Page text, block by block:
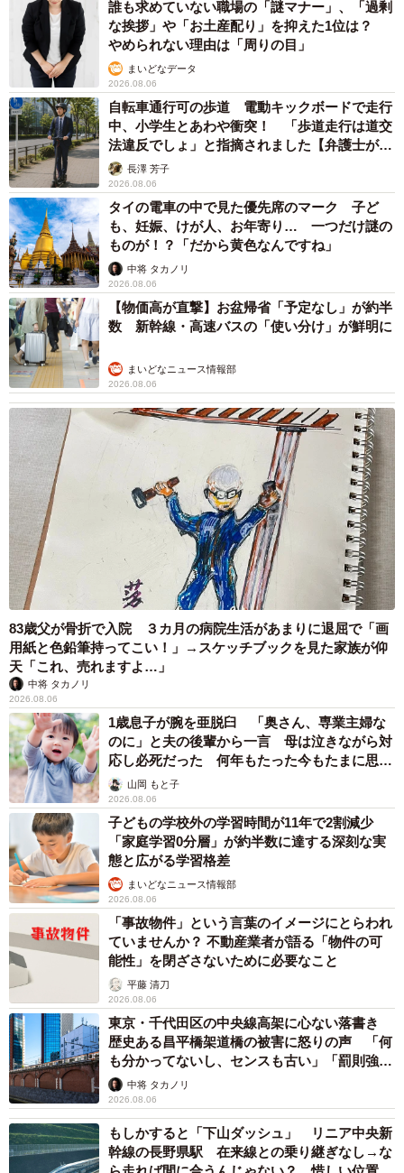
誰も求めていない職場の「謎マナー」、「過剰
な挨拶」や「お土産配り」を抑えた1位は？
やめられない理由は「周りの目」
まいどなデータ
2026.08.06
自転車通行可の歩道 電動キックボードで走行
中、小学生とあわや衝突！ 「歩道走行は道交
法違反でしょ」と指摘されました【弁護士が解
説】長澤 芳子
2026.08.06
タイの電車の中で見た優先席のマーク 子ど
も、妊娠、けが人、お年寄り… 一つだけ謎の
ものが！？「だから黄色なんですね」
中将 タカノリ
2026.08.06
【物価高が直撃】お盆帰省「予定なし」が約半
数 新幹線・高速バスの「使い分け」が鮮明に
まいどなニュース情報部
2026.08.06
83歳父が骨折で入院 ３カ月の病院生活があまりに退屈で「画
用紙と色鉛筆持ってこい！」→スケッチブックを見た家族が仰
天「これ、売れますよ…」
中将 タカノリ
2026.08.06
1歳息子が腕を亜脱臼 「奥さん、専業主婦な
のに」と夫の後輩から一言 母は泣きながら対
応し必死だった 何年もたった今もたまに思い
出し…山岡 もと子
2026.08.06
子どもの学校外の学習時間が11年で2割減少
「家庭学習0分層」が約半数に達する深刻な実
態と広がる学習格差
まいどなニュース情報部
2026.08.06
「事故物件」という言葉のイメージにとらわれ
ていませんか？ 不動産業者が語る「物件の可
能性」を閉ざさないために必要なこと
平藤 清刀
2026.08.06
東京・千代田区の中央線高架に心ない落書き
歴史ある昌平橋架道橋の被害に怒りの声 「何
も分かってないし、センスも古い」「罰則強化
して」中将 タカノリ
2026.08.06
もしかすると「下山ダッシュ」 リニア中央新
幹線の長野県駅 在来線との乗り継ぎなし→な